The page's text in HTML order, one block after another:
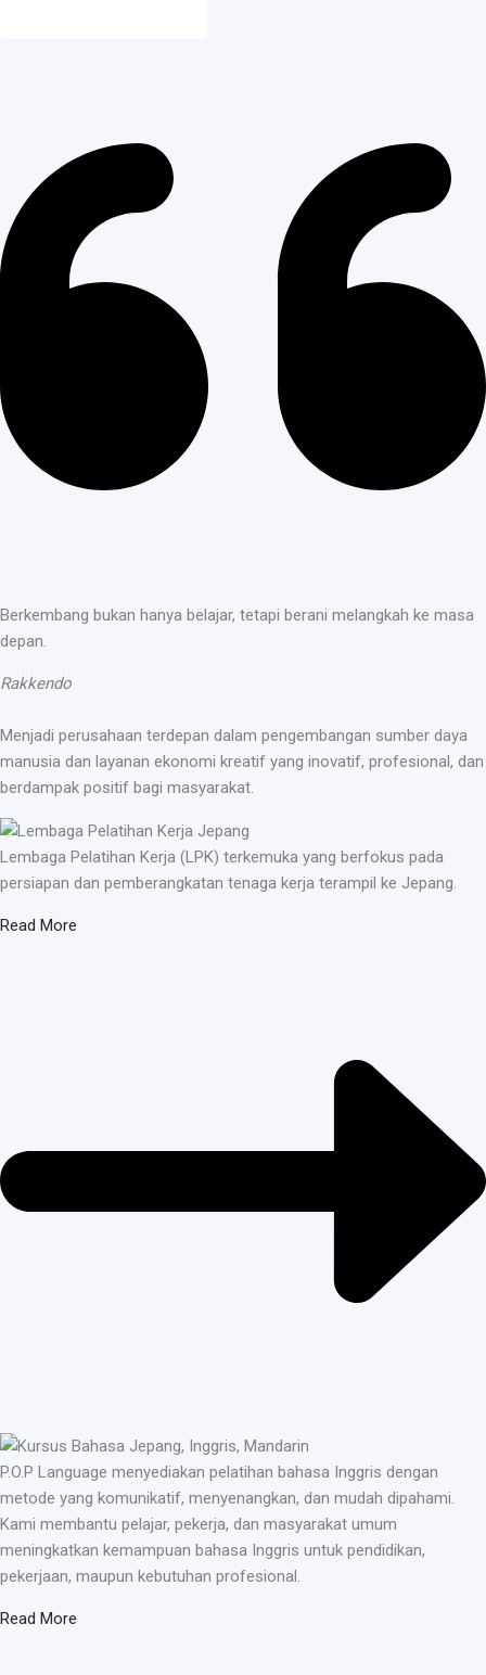
Berkembang bukan hanya belajar, tetapi berani melangkah ke masa
depan.
Rakkendo
Menjadi perusahaan terdepan dalam pengembangan sumber daya
manusia dan layanan ekonomi kreatif yang inovatif, profesional, dan
berdampak positif bagi masyarakat.
Lembaga Pelatihan Kerja (LPK) terkemuka yang berfokus pada
persiapan dan pemberangkatan tenaga kerja terampil ke Jepang.
Read More
P.O.P Language menyediakan pelatihan bahasa Inggris dengan
metode yang komunikatif, menyenangkan, dan mudah dipahami.
Kami membantu pelajar, pekerja, dan masyarakat umum
meningkatkan kemampuan bahasa Inggris untuk pendidikan,
pekerjaan, maupun kebutuhan profesional.
Read More